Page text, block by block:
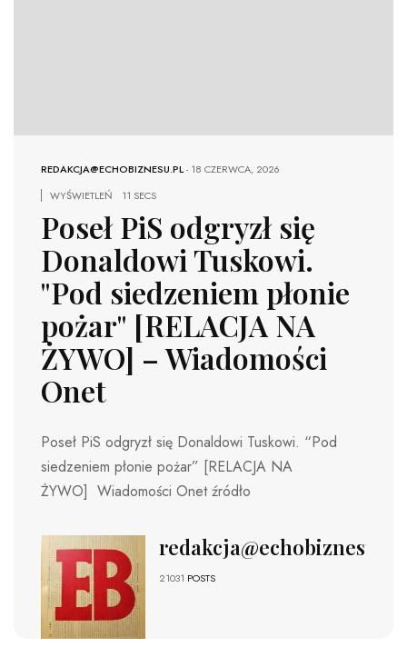
REDAKCJA@ECHOBIZNESU.PL-18 CZERWCA, 2026
WYŚWIETLEŃ
11 SECS
Poseł PiS odgryzł się
Donaldowi Tuskowi.
"Pod siedzeniem płonie
pożar" [RELACJA NA
ŻYWO] – Wiadomości
Onet
Poseł PiS odgryzł się Donaldowi Tuskowi. “Pod
siedzeniem płonie pożar” [RELACJA NA
ŻYWO] Wiadomości Onet źródło
redakcja@echobiznesu.pl
21031 POSTS